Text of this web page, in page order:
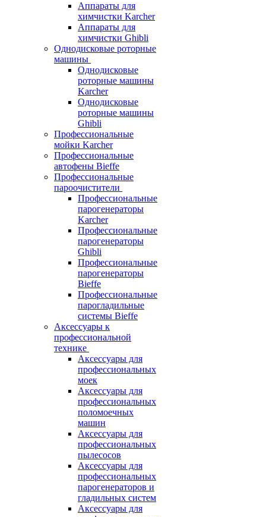
Аппараты для
химчистки Karcher
Аппараты для
химчистки Ghibli
Однодисковые роторные
машины
Однодисковые
роторные машины
Karcher
Однодисковые
роторные машины
Ghibli
Профессиональные
мойки Karcher
Профессиональные
автофены Bieffe
Профессиональные
пароочистители
Профессиональные
парогенераторы
Karcher
Профессиональные
парогенераторы
Ghibli
Профессиональные
парогенераторы
Bieffe
Профессиональные
парогладильные
системы Bieffe
Аксессуары к
профессиональной
технике
Аксессуары для
профессиональных
моек
Аксессуары для
профессиональных
поломоечных
машин
Аксессуары для
профессиональных
пылесосов
Аксессуары для
профессиональных
парогенераторов и
гладильных систем
Аксессуары для